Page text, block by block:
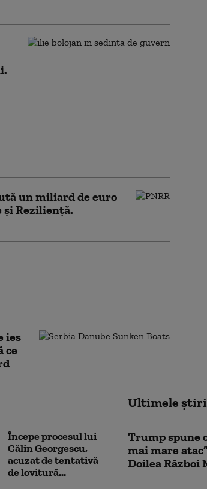
un miliard de euro
şi Rezilienţă.
ies
ce
Începe procesul lui
Călin Georgescu,
acuzat de tentativă
de lovitură...
Ultimele știri
Trump spune
mai mare
Doilea Război